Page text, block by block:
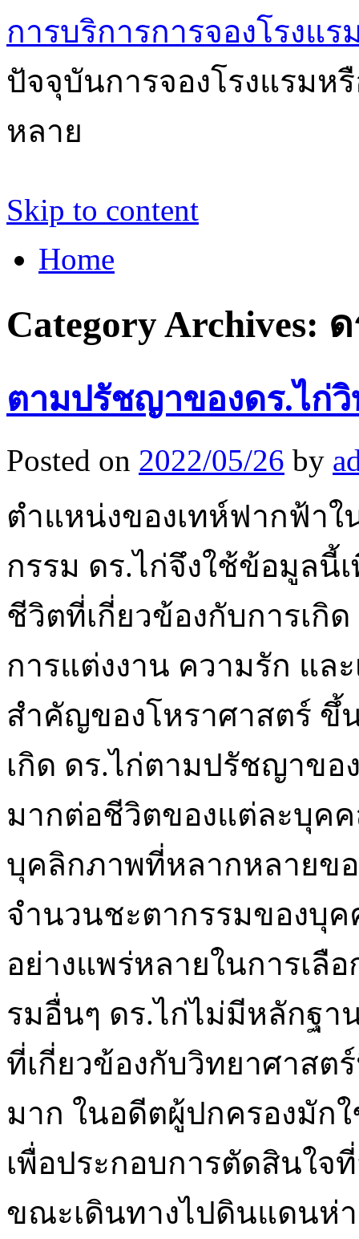
การบริการการจองโรงแ
ปัจจุบันการจองโรงแรมห
หลาย
Skip to content
Home
Category Archives:
ตามปรัชญาของดร.ไก่
Posted on 2022/05/26 by
ตำแหน่งของเทห์ฟากฟ้า
กรรม ดร.ไก่จึงใช้ข้อมูล
ชีวิตที่เกี่ยวข้องกับการเกิ
การแต่งงาน ความรัก แล
สำคัญของโหราศาสตร์ ขึ้
เกิด ดร.ไก่ตามปรัชญาขอ
มากต่อชีวิตของแต่ละบุค
บุคลิกภาพที่หลากหลายข
จำนวนชะตากรรมของบุ
อย่างแพร่หลายในการเลื
รมอื่นๆ ดร.ไก่ไม่มีหลักฐ
ที่เกี่ยวข้องกับวิทยาศาส
มาก ในอดีตผู้ปกครองมัก
เพื่อประกอบการตัดสินใจ
ขณะเดินทางไปดินแดนห่